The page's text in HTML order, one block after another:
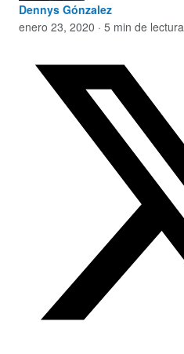
Dennys Gónzalez
enero 23, 2020 · 5 min de lectura